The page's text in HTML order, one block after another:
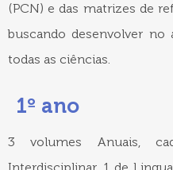
(PCN) e das matrizes de
buscando desenvolver no
todas as ciências.
1º ano
3 volumes Anuais,